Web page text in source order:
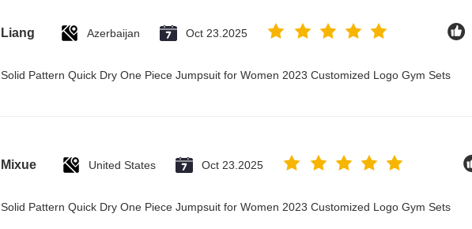
Liang Azerbaijan Oct 23.2025
Solid Pattern Quick Dry One Piece Jumpsuit for Women 2023 Customized Logo Gym Sets
Mixue United States Oct 23.2025
Solid Pattern Quick Dry One Piece Jumpsuit for Women 2023 Customized Logo Gym Sets